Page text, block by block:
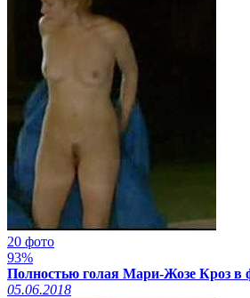
20 фото
93%
Полностью голая Мари-Жозе Кроз в
05.06.2018